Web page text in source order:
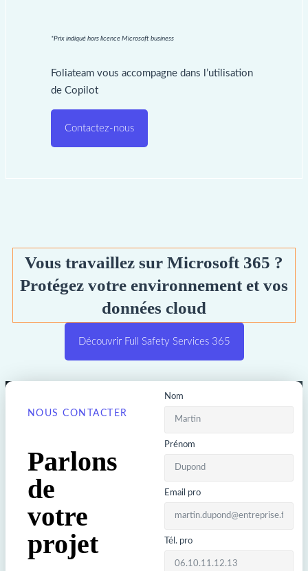
*Prix indiqué hors licence Microsoft business
Foliateam vous accompagne dans l’utilisation
de Copilot
Contactez-nous
Vous travaillez sur Microsoft 365 ?
Protégez votre environnement et vos
données cloud
Découvrir Full Safety Services 365
NOUS CONTACTER
Parlons
de
votre
projet
Nom
Prénom
Email pro
Tél. pro